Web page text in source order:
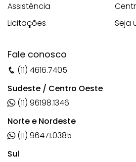
Assistência
Licitações
Seja
Fale conosco
(11) 4616.7405
Sudeste / Centro Oeste
(11) 96198.1346
Norte e Nordeste
(11) 96471.0385
Sul